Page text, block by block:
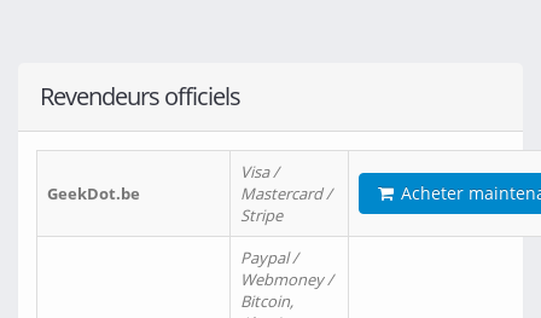
Revendeurs officiels
GeekDot.be
Visa /
Mastercard /
Stripe
Acheter
Paypal /
Webmoney /
Bitcoin,